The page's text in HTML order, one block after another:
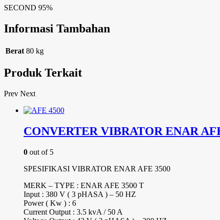
SECOND 95%
Informasi Tambahan
Berat 80 kg
Produk Terkait
Prev Next
CONVERTER VIBRATOR ENAR
0 out of 5
SPESIFIKASI VIBRATOR ENAR AFE 3500
MERK – TYPE : ENAR AFE 3500 T
Input : 380 V ( 3 pHASA ) – 50 HZ
Power ( Kw ) : 6
Current Output : 3.5 kvA / 50 A